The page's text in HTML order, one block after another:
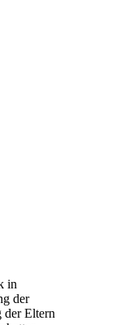
in
der
der Eltern